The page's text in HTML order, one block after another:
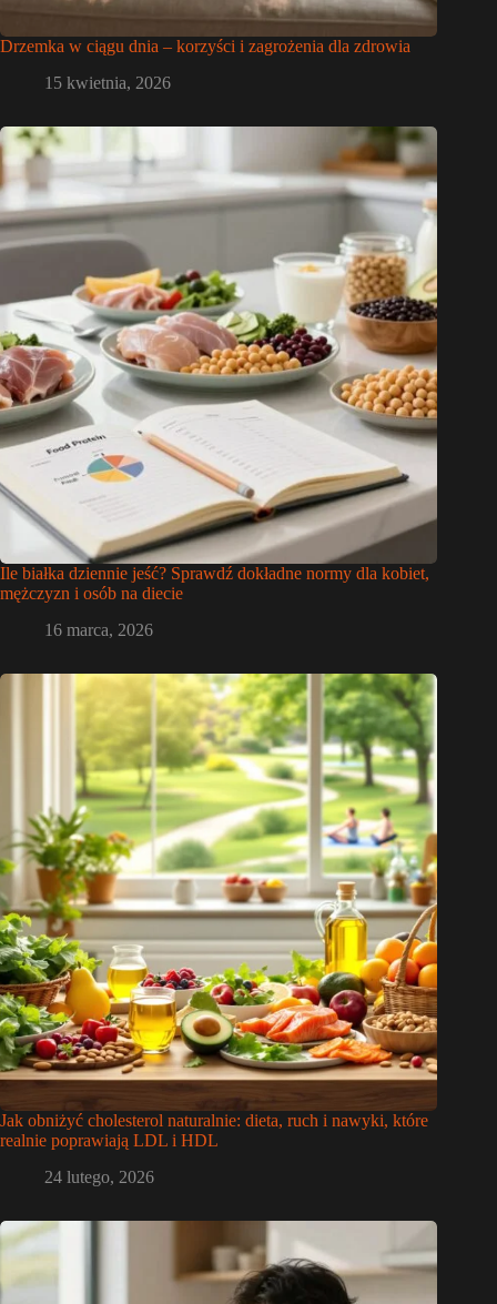
Drzemka w ciągu dnia – korzyści i zagrożenia dla zdrowia
15 kwietnia, 2026
Ile białka dziennie jeść? Sprawdź dokładne normy dla kobiet,
mężczyzn i osób na diecie
16 marca, 2026
Jak obniżyć cholesterol naturalnie: dieta, ruch i nawyki, które
realnie poprawiają LDL i HDL
24 lutego, 2026